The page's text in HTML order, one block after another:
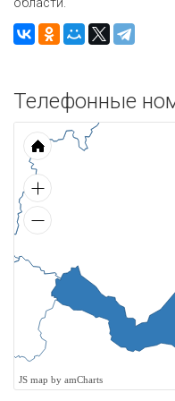
Телефонные
JS map by amCharts